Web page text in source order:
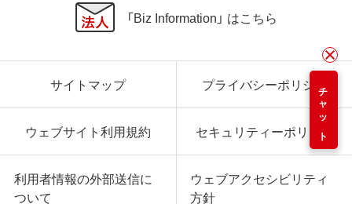
チャット
「Biz Information」 はこちら
サイトマップ プライバシーポリシー
ウェブサイト利用規約 セキュリティーポリシー
利用者情報の外部送信に
ついて
ウェブアクセシビリティ
方針